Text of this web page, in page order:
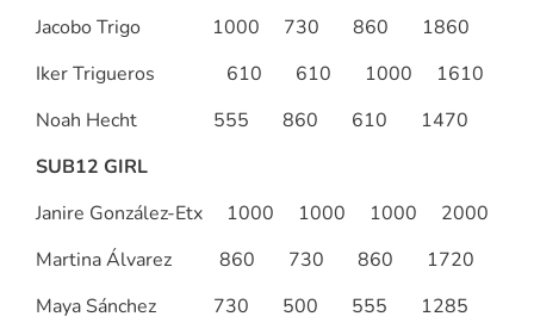
Jacobo Trigo 1000 730 860 1860
Iker Trigueros 610 610 1000 1610
Noah Hecht 555 860 610 1470
SUB12 GIRL
Janire González-Etx 1000 1000 1000 2000
Martina Álvarez 860 730 860 1720
Maya Sánchez 730 500 555 1285